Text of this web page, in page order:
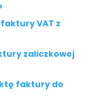
VAT z
zaliczkowej
faktury do